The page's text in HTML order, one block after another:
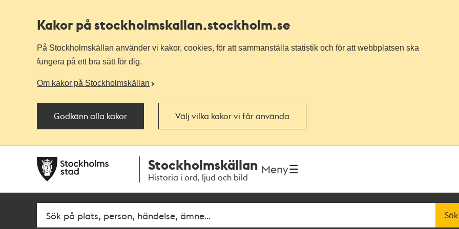
Kakor på stockholmskallan.stockholm.se
På Stockholmskällan använder vi kakor, cookies, för att sammanställa statistik och för att webbplatsen ska
fungera på ett bra sätt för dig.
Om kakor på Stockholmskällan
Godkänn alla kakor Välj vilka kakor vi får använda
navigationen
huvudinnehållet
Stockholmskällan
Historia i ord, ljud och bild
Meny
Fritextsök Sök